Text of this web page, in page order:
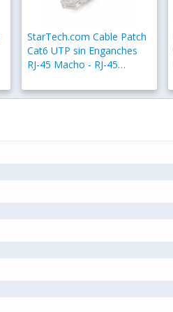
StarTech.com Cable Patch
Cat6 UTP sin Enganches
RJ-45 Macho - RJ-45